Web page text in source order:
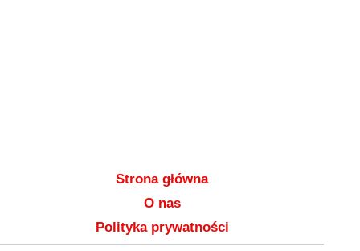
Strona główna
O nas
Polityka prywatności